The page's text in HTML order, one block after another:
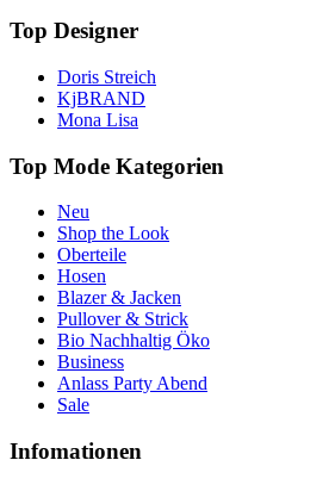
Top Designer
Doris Streich
KjBRAND
Mona Lisa
Top Mode Kategorien
Neu
Shop the Look
Oberteile
Hosen
Blazer & Jacken
Pullover & Strick
Bio Nachhaltig Öko
Business
Anlass Party Abend
Sale
Infomationen